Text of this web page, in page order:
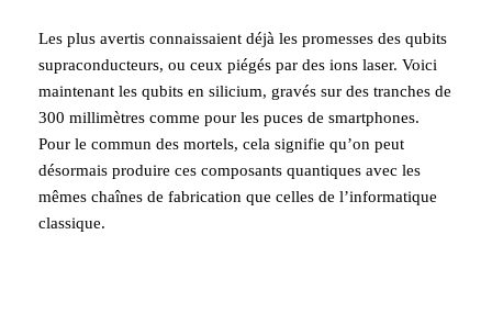
Les plus avertis connaissaient déjà les promesses des qubits
supraconducteurs, ou ceux piégés par des ions laser. Voici
maintenant les qubits en silicium, gravés sur des tranches de
300 millimètres comme pour les puces de smartphones.
Pour le commun des mortels, cela signifie qu’on peut
désormais produire ces composants quantiques avec les
mêmes chaînes de fabrication que celles de l’informatique
classique.